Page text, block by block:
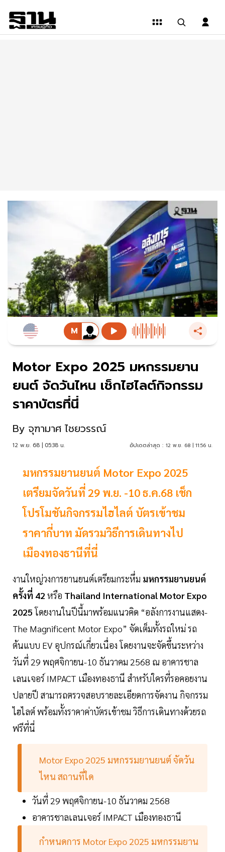
Motor Expo 2025 มหกรรมยาน
ยนต์ จัดวันไหน เช็กไฮไลต์กิจกรรม
ราคาบัตรที่นี่
By จุฑามาศ ไชยวรรณ์
12 พ.ย. 68 | 05:38 น. อัปเดตล่าสุด : 12 พ.ย. 68 | 11:56 น.
มหกรรมยานยนต์ Motor Expo 2025
เตรียมจัดวันที่ 29 พ.ย. -10 ธ.ค.68 เช็ก
โปรโมชันกิจกรรมไฮไลต์ บัตรเข้าชม
ราคากี่บาท มัดรวมวิธีการเดินทางไป
เมืองทองธานีที่นี่
งานใหญ่วงการยานยนต์เตรียมกระหึ่ม มหกรรมยานยนต์
ครั้งที่ 42 หรือ Thailand International Motor Expo
2025โดยงานในปีนี้มาพร้อมแนวคิด “อลังการงานแสดง-
The Magnificent Motor Expo” จัดเต็มทั้งรถใหม่ รถ
ต้นแบบ EV อุปกรณ์เกี่ยวเนื่อง โดยงานจะจัดขึ้นระหว่าง
วันที่ 29 พฤศจิกายน-10 ธันวาคม 2568 ณ อาคารชาล
เลนเจอร์ IMPACT เมืองทองธานี สำหรับใครที่รอคอยงาน
ปลายปี สามารถตรวจสอบรายละเอียดการจัดงาน กิจกรรม
ไฮไลต์ พร้อมทั้งราคาค่าบัตรเข้าชม วิธีการเดินทางด้วยรถ
ฟรีที่นี่
Motor Expo 2025 มหกรรมยานยนต์ จัดวัน
ไหน สถานที่ใด
วันที่ 29 พฤศจิกายน-10 ธันวาคม 2568
อาคารชาลเลนเจอร์ IMPACT เมืองทองธานี
กำหนดการ Motor Expo 2025 มหกรรมยาน